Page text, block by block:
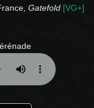
Gatefold [VG+]